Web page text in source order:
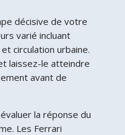
décisive de votre
varié incluant
circulation urbaine.
laissez-le atteindre
avant de
la réponse du
Les Ferrari